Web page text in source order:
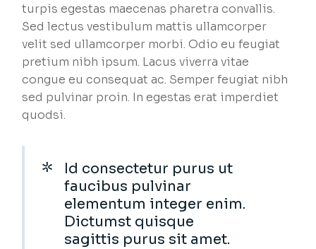
turpis egestas maecenas pharetra convallis.
Sed lectus vestibulum mattis ullamcorper
velit sed ullamcorper morbi. Odio eu feugiat
pretium nibh ipsum. Lacus viverra vitae
congue eu consequat ac. Semper feugiat nibh
sed pulvinar proin. In egestas erat imperdiet
quodsi.
Id consectetur purus ut
faucibus pulvinar
elementum integer enim.
Dictumst quisque
sagittis purus sit amet.